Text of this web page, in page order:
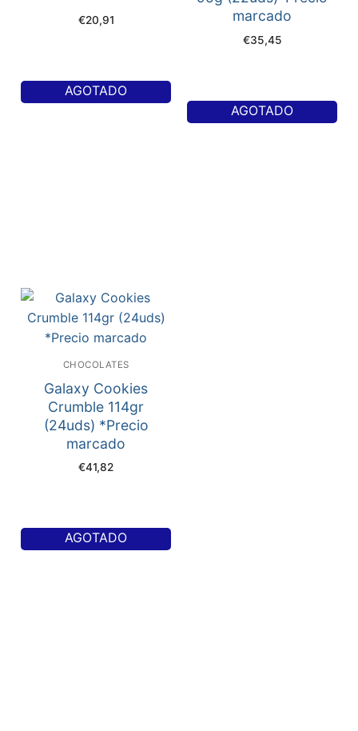
€20,91
AGOTADO
marcado
€35,45
AGOTADO
CHOCOLATES
Galaxy Cookies
Crumble 114gr
(24uds) *Precio
marcado
€41,82
AGOTADO